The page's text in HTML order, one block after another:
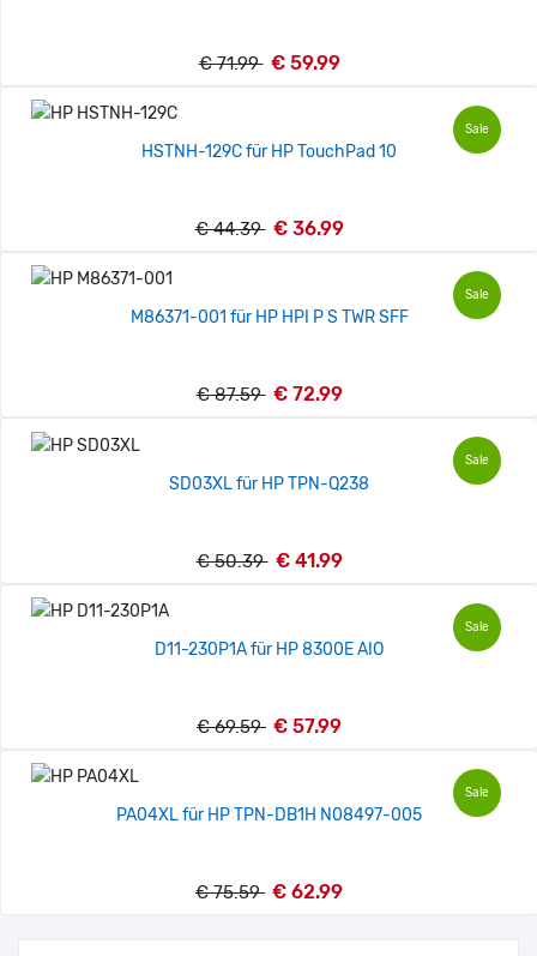
€ 71.99 € 59.99
Sale
HSTNH-129C für HP TouchPad 10
€ 44.39 € 36.99
Sale
M86371-001 für HP HPI P S TWR SFF
€ 87.59 € 72.99
Sale
SD03XL für HP TPN-Q238
€ 50.39 € 41.99
Sale
D11-230P1A für HP 8300E AIO
€ 69.59 € 57.99
Sale
PA04XL für HP TPN-DB1H N08497-005
€ 75.59 € 62.99